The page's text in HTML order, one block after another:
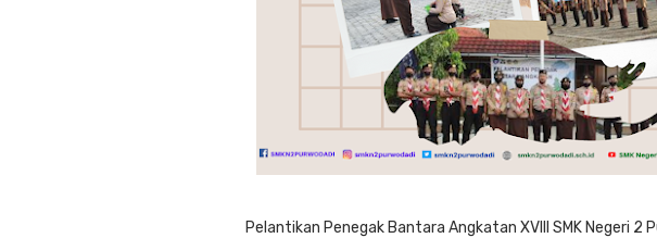
Pelantikan Penegak Bantara Angkatan XVIII SMK Negeri 2